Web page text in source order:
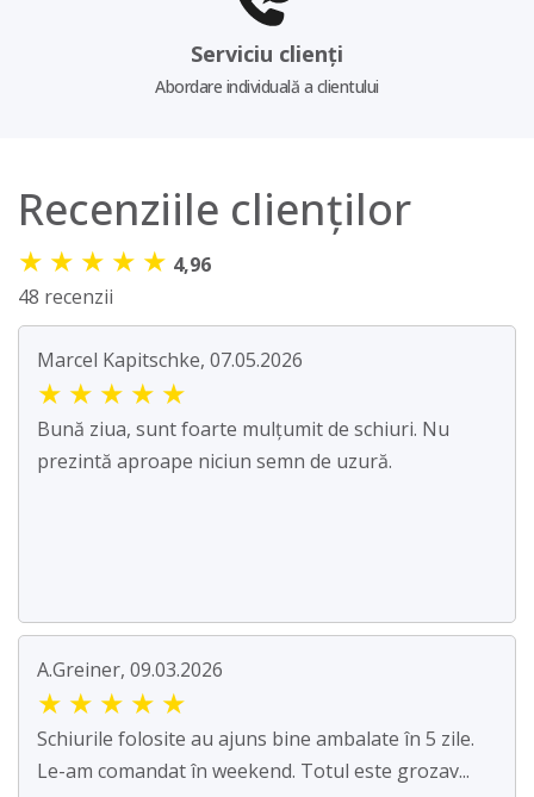
Serviciu clienți
Abordare individuală a clientului
Recenziile clienților
★ ★ ★ ★ ★ 4,96
48 recenzii
Marcel Kapitschke, 07.05.2026
★ ★ ★ ★ ★
Bună ziua, sunt foarte mulțumit de schiuri. Nu
prezintă aproape niciun semn de uzură.
A.Greiner, 09.03.2026
★ ★ ★ ★ ★
Schiurile folosite au ajuns bine ambalate în 5 zile.
Le-am comandat în weekend. Totul este grozav...